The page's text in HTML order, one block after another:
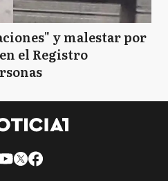
y malestar por
el Registro